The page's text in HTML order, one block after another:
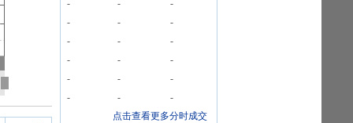
- -
-
-
-
-
-
-
-
-
-
-
-
-
-
-
-
-
点击查看更多分时成交